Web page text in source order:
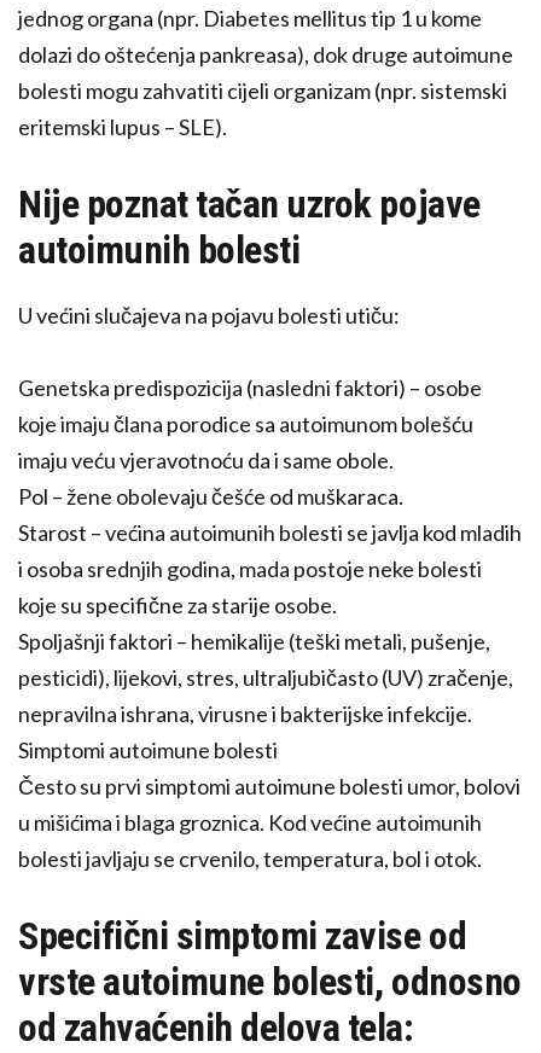
jednog organa (npr. Diabetes mellitus tip 1 u kome
dolazi do oštećenja pankreasa), dok druge autoimune
bolesti mogu zahvatiti cijeli organizam (npr. sistemski
eritemski lupus – SLE).
Nije poznat tačan uzrok pojave
autoimunih bolesti
U većini slučajeva na pojavu bolesti utiču:
Genetska predispozicija (nasledni faktori) – osobe
koje imaju člana porodice sa autoimunom bolešću
imaju veću vjeravotnoću da i same obole.
Pol – žene obolevaju češće od muškaraca.
Starost – većina autoimunih bolesti se javlja kod mladih
i osoba srednjih godina, mada postoje neke bolesti
koje su specifične za starije osobe.
Spoljašnji faktori – hemikalije (teški metali, pušenje,
pesticidi), lijekovi, stres, ultraljubičasto (UV) zračenje,
nepravilna ishrana, virusne i bakterijske infekcije.
Simptomi autoimune bolesti
Često su prvi simptomi autoimune bolesti umor, bolovi
u mišićima i blaga groznica. Kod većine autoimunih
bolesti javljaju se crvenilo, temperatura, bol i otok.
Specifični simptomi zavise od
vrste autoimune bolesti, odnosno
od zahvaćenih delova tela: